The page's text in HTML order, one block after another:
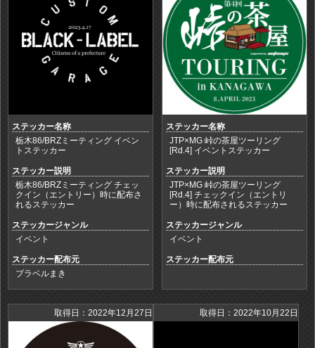
ステッカー名称
栃木86/BRZミーティング イベン
トステッカー
ステッカー説明
栃木86/BRZミーティング チェッ
クイン（エントリー）時に配布さ
れるステッカー
ステッカージャンル
イベント
ステッカー配布元
ブラベルまき
ステッカー名称
JTP×MG 峠の茶屋ツーリング
[Rd.4] イベントステッカー
ステッカー説明
JTP×MG 峠の茶屋ツーリング
[Rd.4] チェックイン（エントリ
ー）時に配布されるステッカー
ステッカージャンル
イベント
ステッカー配布元
取得日：2022年12月27日 取得日：2022年10月22日